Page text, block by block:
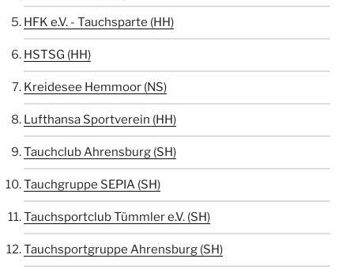
HFK e.V. - Tauchsparte (HH)
HSTSG (HH)
Kreidesee Hemmoor (NS)
Lufthansa Sportverein (HH)
Tauchclub Ahrensburg (SH)
Tauchgruppe SEPIA (SH)
Tauchsportclub Tümmler e.V. (SH)
Tauchsportgruppe Ahrensburg (SH)